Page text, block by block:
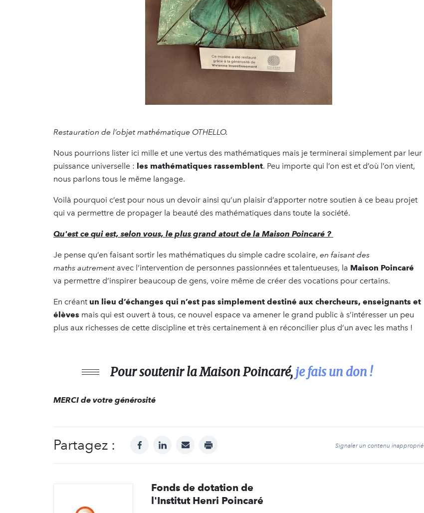
Restauration de l’objet mathématique OTHELLO.
Nous pourrions lister ici mille et une vertus des mathématiques mais je terminerai simplement par leur
puissance universelle : les mathématiques rassemblent. Peu importe qui l’on est et d’où l’on vient,
nous parlons tous le même langage.
Voilà pourquoi c’est pour nous un devoir ainsi qu’un plaisir d’apporter notre soutien à ce beau projet
qui va permettre de propager la beauté des mathématiques dans toute la société.
Qu'est ce qui est, selon vous, le plus grand atout de la Maison Poincaré ?
Je pense qu’en faisant sortir les mathématiques du simple cadre scolaire, en faisant des
maths autrement avec l’intervention de personnes passionnées et talentueuses, la Maison Poincaré
va permettre d’inspirer beaucoup de gens, voire même de créer des vocations pour certains.
En créant un lieu d’échanges qui n’est pas simplement destiné aux chercheurs, enseignants et
élèves mais qui est ouvert à tous, ce nouvel espace va amener le grand public à s’intéresser un peu
plus aux richesses de cette discipline et très certainement à en réconcilier plus d’un avec les maths !
Pour soutenir la Maison Poincaré,je fais un don !
MERCI de votre générosité
Partagez : facebooklinkedinmail print Signaler un contenu inapproprié
Fonds de dotation de
l'Institut Henri Poincaré